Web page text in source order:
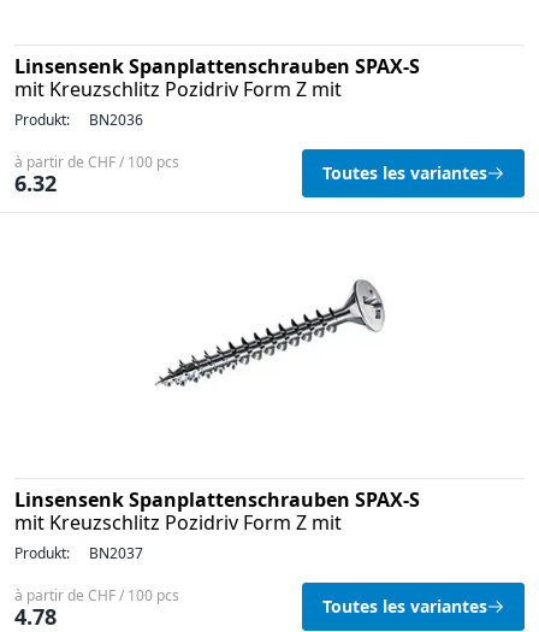
Linsensenk Spanplattenschrauben SPAX-S
mit Kreuzschlitz Pozidriv Form Z mit
Produkt: BN2036
à partir de CHF / 100 pcs
6.32 Toutes les variantes
Linsensenk Spanplattenschrauben SPAX-S
mit Kreuzschlitz Pozidriv Form Z mit
Produkt: BN2037
à partir de CHF / 100 pcs
4.78 Toutes les variantes